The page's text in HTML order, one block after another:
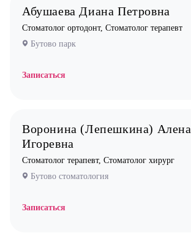
Дерматолог
Кардиолог детский
Маммолог
Нефролог
Ортопед
Остеопат
Жулебино стоматология
Новокосино стоматология
Абушаева Диана Петровна
Стоматолог ортодонт, Стоматолог терапевт
Бутово парк
Записаться
Воронина (Лепешкина) Алена
Игоревна
Стоматолог терапевт, Стоматолог хирург
Бутово стоматология
Записаться